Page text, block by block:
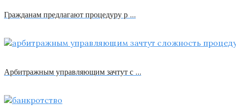
Гражданам предлагают процедуру р …
Арбитражным управляющим зачтут с …